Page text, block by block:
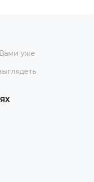
уже